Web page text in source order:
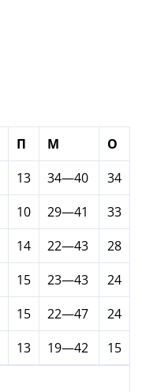
П М
О
13 34—40
34
10 29—41
33
14 22—43
28
15 23—43
24
15 22—47
24
13 19—42
15